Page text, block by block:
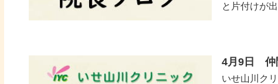
と片付けが
4月9日 仲
いせ山川ク